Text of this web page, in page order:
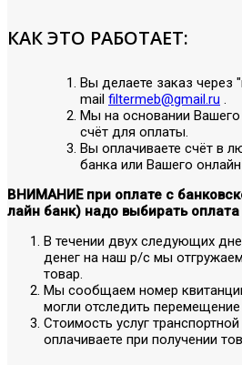
КАК ЭТО РАБОТАЕТ:
Вы делаете заказ через
mail filtermeb@gmail.ru .
Мы на основании
счёт для оплаты.
Вы оплачиваете счёт в
банка или Вашего
ВНИМАНИЕ при оплате с
лайн банк) надо выбирать
В течении двух следующих
денег на наш р/с мы
товар.
Мы сообщаем номер
могли отследить
Стоимость услуг
оплачиваете при получении